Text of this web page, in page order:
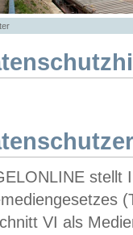
stellt
VI als